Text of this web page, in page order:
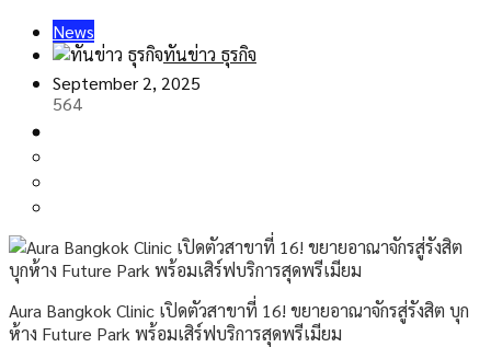
News
ทันข่าว ธุรกิจ
September 2, 2025
564
Aura Bangkok Clinic เปิดตัวสาขาที่ 16! ขยายอาณาจักรสู่รังสิต บุก
ห้าง Future Park พร้อมเสิร์ฟบริการสุดพรีเมียม